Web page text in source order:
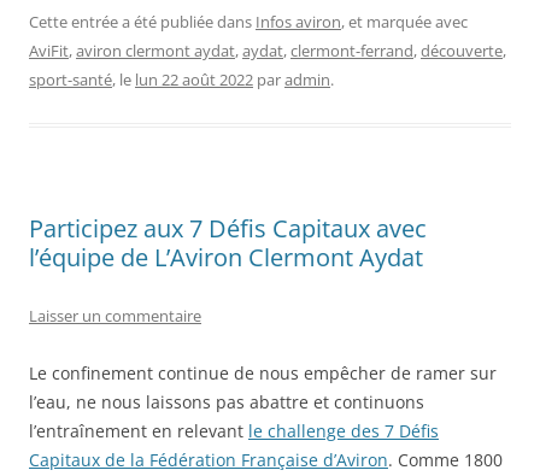
Cette entrée a été publiée dans Infos aviron, et marquée avec
AviFit,aviron clermont aydat,aydat,clermont-ferrand,découverte,
sport-santé, le lun 22 août 2022 paradmin.
Participez aux 7 Défis Capitaux avec
l’équipe de L’Aviron Clermont Aydat
Laisser un commentaire
Le confinement continue de nous empêcher de ramer sur
l’eau, ne nous laissons pas abattre et continuons
l’entraînement en relevant le challenge des 7 Défis
Capitaux de la Fédération Française d’Aviron. Comme 1800